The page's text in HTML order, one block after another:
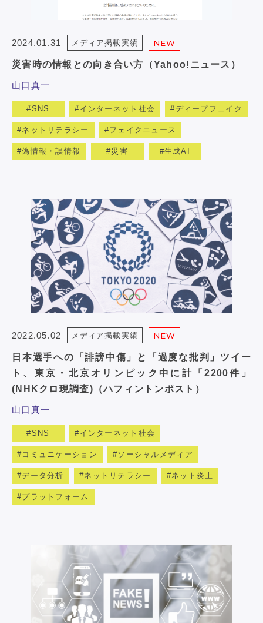
2024.01.31 メディア掲載実績 NEW
災害時の情報との向き合い方（Yahoo!ニュース）
山口真一
SNS インターネット社会 ディープフェイク
ネットリテラシー フェイクニュース
偽情報・誤情報 災害 生成AI
2022.05.02 メディア掲載実績 NEW
日本選手への「誹謗中傷」と「過度な批判」ツイー
ト、東京・北京オリンピック中に計「2200件」
(NHKクロ現調査)（ハフィントンポスト）
山口真一
SNS インターネット社会
コミュニケーション ソーシャルメディア
データ分析 ネットリテラシー ネット炎上
プラットフォーム